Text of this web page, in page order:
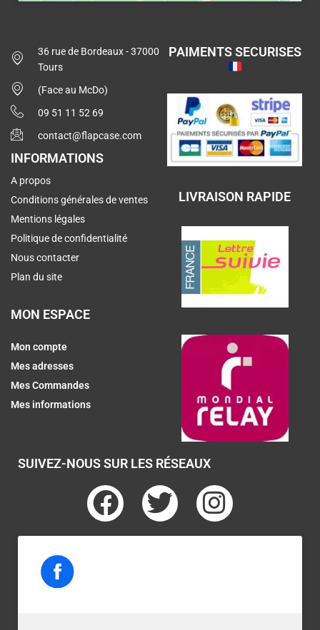
36 rue de Bordeaux - 37000
Tours
(Face au McDo)
09 51 11 52 69
contact@flapcase.com
INFORMATIONS
A propos
Conditions générales de ventes
Mentions légales
Politique de confidentialité
Nous contacter
Plan du site
MON ESPACE
Mon compte
Mes adresses
Mes Commandes
Mes informations
PAIMENTS SECURISES
LIVRAISON RAPIDE
SUIVEZ-NOUS SUR LES RÉSEAUX
F
a
T
w
I
n